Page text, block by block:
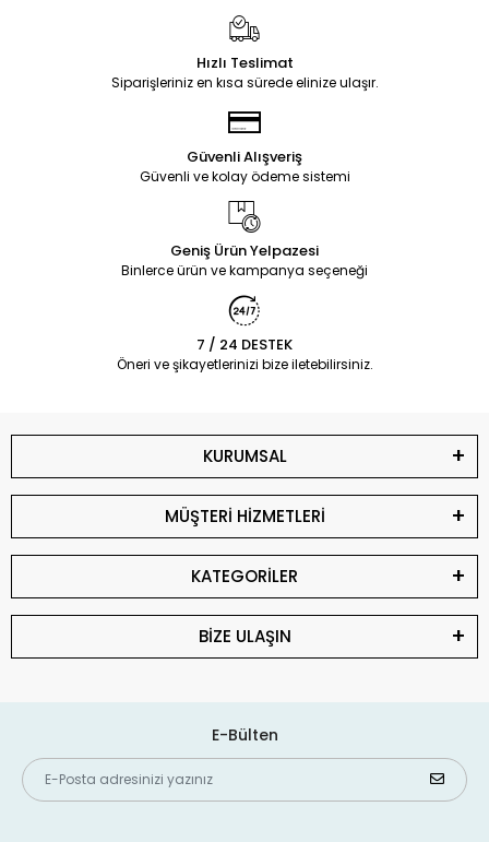
Hızlı Teslimat
Siparişleriniz en kısa sürede elinize ulaşır.
Güvenli Alışveriş
Güvenli ve kolay ödeme sistemi
Geniş Ürün Yelpazesi
Binlerce ürün ve kampanya seçeneği
7 / 24 DESTEK
Öneri ve şikayetlerinizi bize iletebilirsiniz.
KURUMSAL
MÜŞTERİ HİZMETLERİ
KATEGORİLER
BİZE ULAŞIN
E-Bülten